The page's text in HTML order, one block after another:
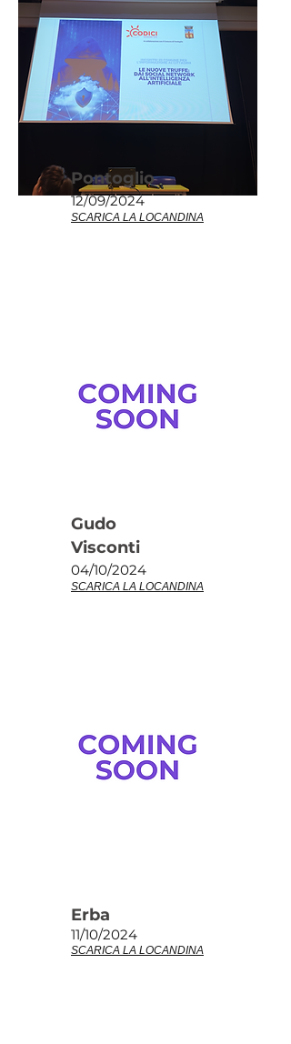
Pontoglio
12/09/2024
SCARICA LA LOCANDINA
Gudo
Visconti
04/10/2024
SCARICA LA LOCANDINA
Erba
11/10/2024
SCARICA LA LOCANDINA